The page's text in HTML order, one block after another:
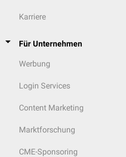
Karriere
Für Unternehmen
Werbung
Login Services
Content Marketing
Marktforschung
CME-Sponsoring